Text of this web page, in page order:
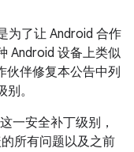
为了让 Android 合作
Android 设备上类似
伙伴修复本公告中列
。
一安全补丁级别，
所有问题以及之前